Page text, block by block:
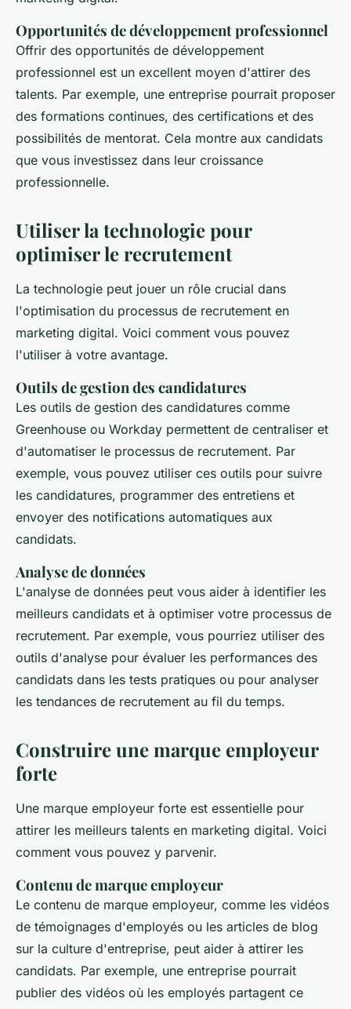
Opportunités de développement professionnel
Offrir des opportunités de développement
professionnel est un excellent moyen d'attirer des
talents. Par exemple, une entreprise pourrait proposer
des formations continues, des certifications et des
possibilités de mentorat. Cela montre aux candidats
que vous investissez dans leur croissance
professionnelle.
Utiliser la technologie pour
optimiser le recrutement
La technologie peut jouer un rôle crucial dans
l'optimisation du processus de recrutement en
marketing digital. Voici comment vous pouvez
l'utiliser à votre avantage.
Outils de gestion des candidatures
Les outils de gestion des candidatures comme
Greenhouse ou Workday permettent de centraliser et
d'automatiser le processus de recrutement. Par
exemple, vous pouvez utiliser ces outils pour suivre
les candidatures, programmer des entretiens et
envoyer des notifications automatiques aux
candidats.
Analyse de données
L'analyse de données peut vous aider à identifier les
meilleurs candidats et à optimiser votre processus de
recrutement. Par exemple, vous pourriez utiliser des
outils d'analyse pour évaluer les performances des
candidats dans les tests pratiques ou pour analyser
les tendances de recrutement au fil du temps.
Construire une marque employeur
forte
Une marque employeur forte est essentielle pour
attirer les meilleurs talents en marketing digital. Voici
comment vous pouvez y parvenir.
Contenu de marque employeur
Le contenu de marque employeur, comme les vidéos
de témoignages d'employés ou les articles de blog
sur la culture d'entreprise, peut aider à attirer les
candidats. Par exemple, une entreprise pourrait
publier des vidéos où les employés partagent ce